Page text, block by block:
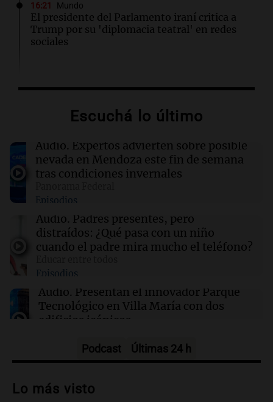
16:21 Mundo
El presidente del Parlamento iraní critica a
Trump por su 'diplomacia teatral' en redes
sociales
"Difundan el milagro": el recuerdo de una
Boca Juniors
Boca confirmó cuándo llegará al país el
ecuatoriano Enner Valencia
16:06 Mundo
Crisis sanitaria en Cisjordania: las políticas
israelíes afectan gravemente el acceso a la
salud
16:02 Mundo
Las primarias de Tennessee marcan el debut
de un controvertido mapa parlamentario que
Escuchá lo último
Audio. Expertos advierten sobre posible
nevada en Mendoza este fin de semana
tras condiciones invernales
Episodios
Audio. Padres presentes, pero
distraídos: ¿Qué pasa con un niño
cuando el padre mira mucho el teléfono?
Episodios
Audio. Presentan el innovador Parque
Tecnológico en Villa María con dos
edificios icónicos
Audio.Polémica en el fútbol argentino:
controvertidos
Podcast Últimas 24 h
Lo más visto